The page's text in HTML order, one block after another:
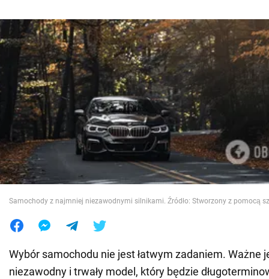
Polityka
Społeczeństwo
Wojna na Ukrainie
Świat
Jedzenie
Samochody z najmniej niezawodnymi silnikami. Źródło: Stworzony z pomocą
Wybór samochodu nie jest łatwym zadaniem. Ważne
niezawodny i trwały model, który będzie